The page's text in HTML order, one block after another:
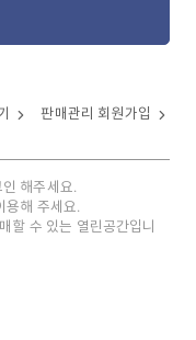
판매관리 회원가입
해주세요.
용해 주세요.
할 수 있는 열린공간입니